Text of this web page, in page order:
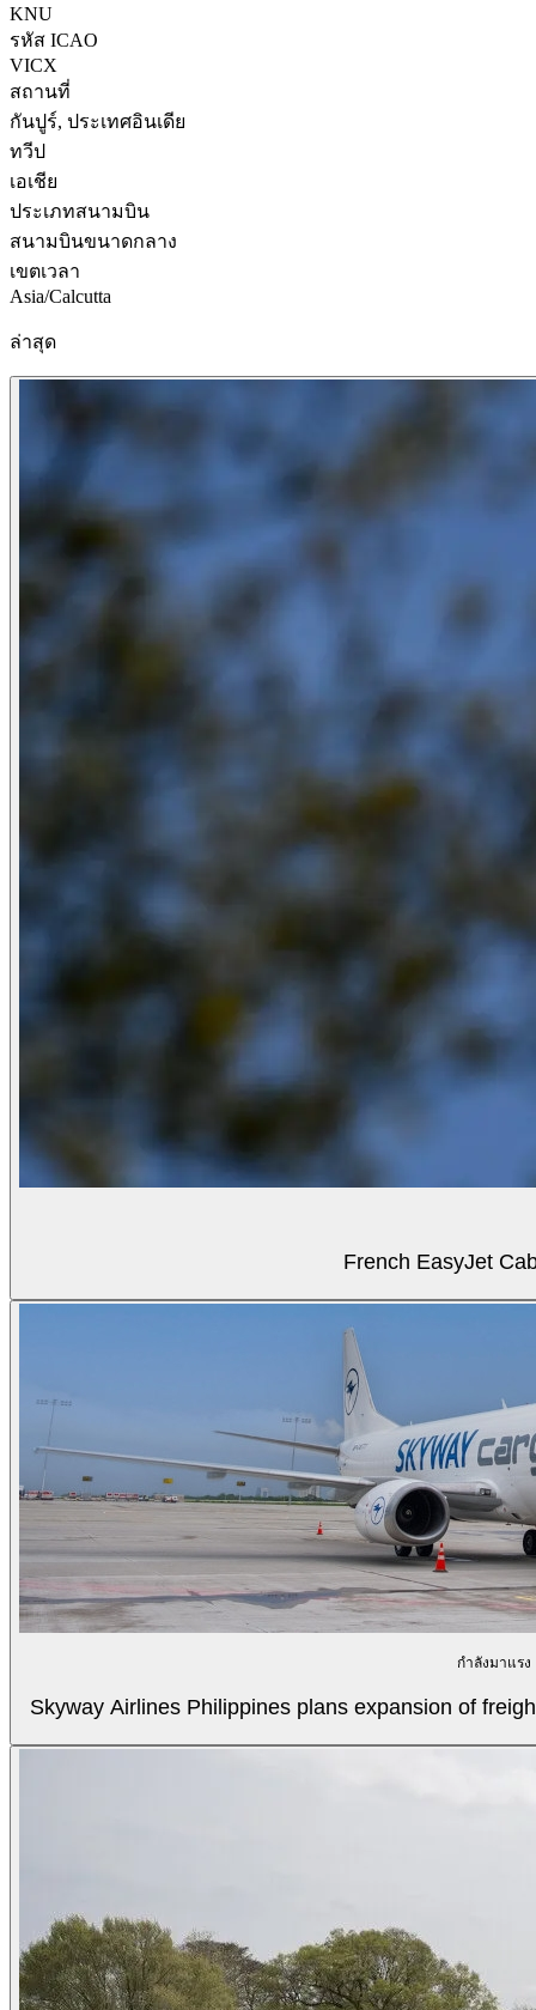
KNU
รหัส ICAO
VICX
สถานที่
กันปูร์, ประเทศอินเดีย
ทวีป
เอเชีย
ประเภทสนามบิน
สนามบินขนาดกลาง
เขตเวลา
Asia/Calcutta
ล่าสุด
French EasyJet
กำลังมาแรง
Skyway Airlines Philippines plans expansion of